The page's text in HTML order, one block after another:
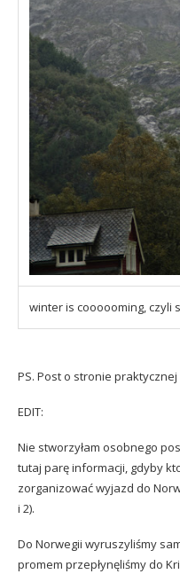
winter is coooooming, czyli
PS. Post o stronie
EDIT:
Nie stworzyłam osobnego
tutaj parę informacji, gdyby
zorganizować wyjazd do
i 2).
Do Norwegii wyruszyliśmy
promem przepłynęliśmy do